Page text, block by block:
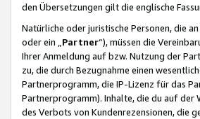
den Übersetzungen gilt die englische
Natürliche oder juristische Personen, die
oder ein „Partner“), müssen die
Ihrer Anmeldung auf bzw. Nutzung der
zu, die durch Bezugnahme einen
Partnerprogramm, die IP-Lizenz für das
Partnerprogramm). Inhalte, die du auf der
des Verbots von Kundenrezensionen, die